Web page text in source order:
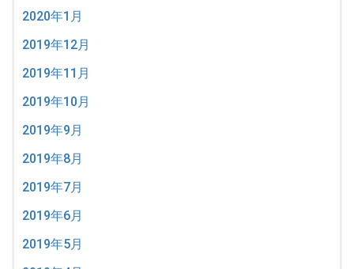
2020年1月
2019年12月
2019年11月
2019年10月
2019年9月
2019年8月
2019年7月
2019年6月
2019年5月